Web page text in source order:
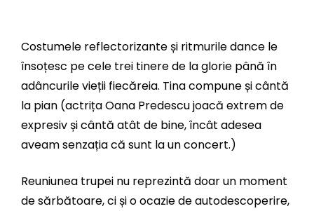
Costumele reflectorizante și ritmurile dance le
însoțesc pe cele trei tinere de la glorie până în
adâncurile vieții fiecăreia. Tina compune și cântă
la pian (actrița Oana Predescu joacă extrem de
expresiv și cântă atât de bine, încât adesea
aveam senzația că sunt la un concert.)
Reuniunea trupei nu reprezintă doar un moment
de sărbătoare, ci și o ocazie de autodescoperire,